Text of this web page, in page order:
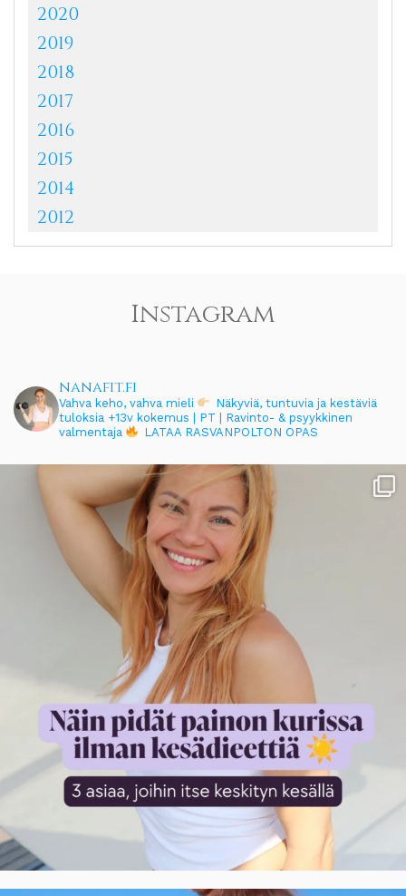
2020
2019
2018
2017
2016
2015
2014
2012
Instagram
nanafit.fi
Vahva keho, vahva mieli
Näkyviä, tuntuvia ja kestäviä
tuloksia +13v kokemus | PT | Ravinto- & psyykkinen
valmentaja
LATAA RASVANPOLTON OPAS